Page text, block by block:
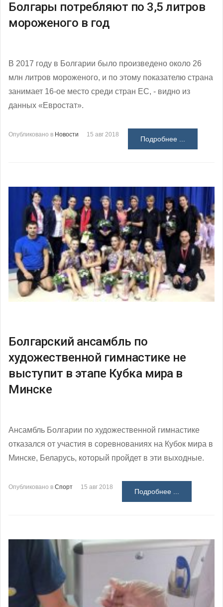
Болгары потребляют по 3,5 литров
мороженого в год
В 2017 году в Болгарии было произведено около 26
млн литров мороженого, и по этому показателю страна
занимает 16-ое место среди стран ЕС, - видно из
данных «Евростат».
Опубликовано в Новости 15 авг 2018
Подробнее ...
Болгарский ансамбль по
художественной гимнастике не
выступит в этапе Кубка мира в
Минске
Ансамбль Болгарии по художественной гимнастике
отказался от участия в соревнованиях на Кубок мира в
Минске, Беларусь, который пройдет в эти выходные.
Опубликовано в Спорт 15 авг 2018
Подробнее ...